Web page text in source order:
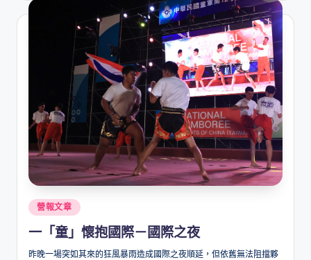
Posted
營報文章
一「童」懷抱國際－國際之夜
昨晚一場突如其來的狂風暴雨造成國際之夜順延，但依舊無法阻擋夥